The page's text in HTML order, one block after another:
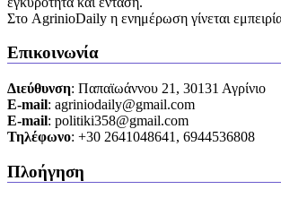
Στο AgrinioDaily η ενημέρωση γίνεται
Επικοινωνία
Διεύθυνση: Παπαϊωάννου 21, 30131 Αγρίνιο
Ε-mail: agriniodaily@gmail.com
Ε-mail: politiki358@gmail.com
Τηλέφωνο: +30 2641048641, 6944536808
Πλοήγηση